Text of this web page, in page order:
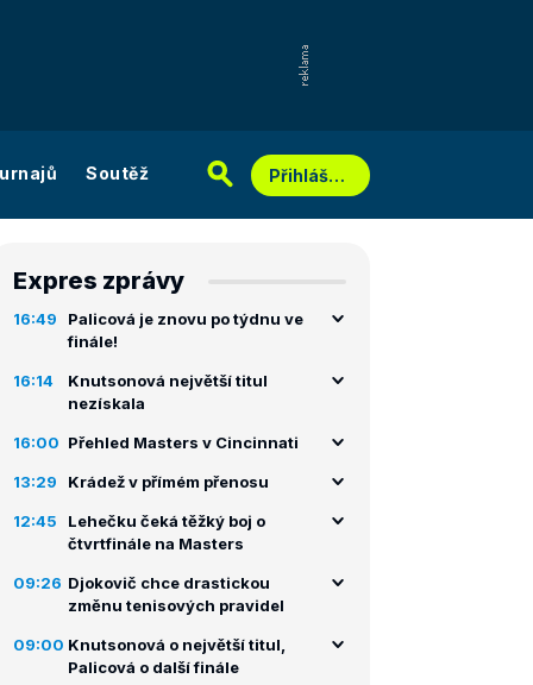
Soutěž Přihlášení
Expres zprávy
16:49
Palicová je znovu po týdnu ve
finále!
16:14
Knutsonová největší titul
nezískala
16:00 Přehled Masters v Cincinnati
13:29 Krádež v přímém přenosu
12:45
Lehečku čeká těžký boj o
čtvrtfinále na Masters
09:26 Djokovič chce drastickou
změnu tenisových pravidel
09:00 Knutsonová o největší titul,
Palicová o další finále